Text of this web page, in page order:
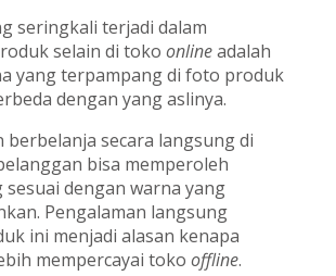
seringkali terjadi dalam
selain di toko onlineadalah
yang terpampang di foto produk
dengan yang aslinya.
berbelanja secara langsung di
bisa memperoleh
dengan warna yang
Pengalaman langsung
ini menjadi alasan kenapa
mempercayai toko offline.